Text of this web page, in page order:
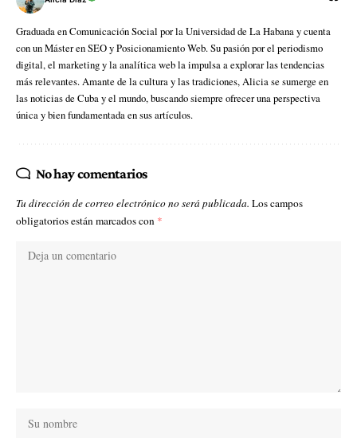
Graduada en Comunicación Social por la Universidad de La Habana y cuenta
con un Máster en SEO y Posicionamiento Web. Su pasión por el periodismo
digital, el marketing y la analítica web la impulsa a explorar las tendencias
más relevantes. Amante de la cultura y las tradiciones, Alicia se sumerge en
las noticias de Cuba y el mundo, buscando siempre ofrecer una perspectiva
única y bien fundamentada en sus artículos.
No hay comentarios
Tu dirección de correo electrónico no será publicada. Los campos
obligatorios están marcados con *